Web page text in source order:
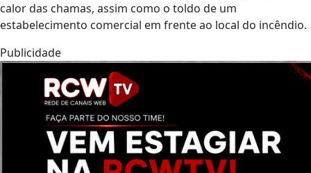
calor das chamas, assim como o toldo de um
estabelecimento comercial em frente ao local do incêndio.
Publicidade